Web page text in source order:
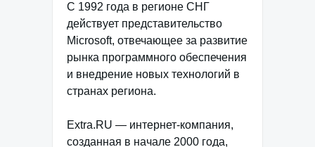
С 1992 года в регионе СНГ
действует представительство
Microsoft, отвечающее за развитие
рынка программного обеспечения
и внедрение новых технологий в
странах региона.
Extra.RU — интернет-компания,
созданная в начале 2000 года,